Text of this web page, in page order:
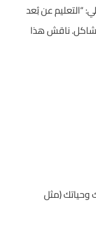
“التعليم عن بُعد
ناقش هذا
وحياتك (مثل